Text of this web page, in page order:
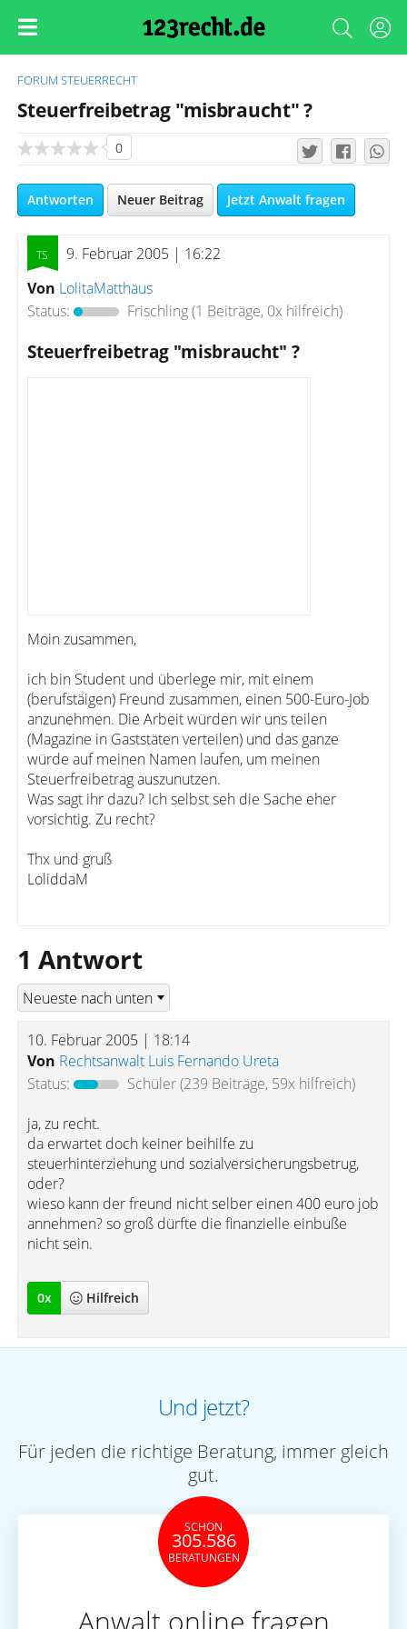
FORUM STEUERRECHT
Steuerfreibetrag "misbraucht" ?
0
Antworten Neuer Beitrag Jetzt Anwalt fragen
9. Februar 2005 | 16:22
Von LolitaMatthäus
Status:
Frischling(1 Beiträge, 0x hilfreich)
Steuerfreibetrag "misbraucht" ?
Moin zusammen,
ich bin Student und überlege mir, mit einem
(berufstäigen) Freund zusammen, einen 500-Euro-Job
anzunehmen. Die Arbeit würden wir uns teilen
(Magazine in Gaststäten verteilen) und das ganze
würde auf meinen Namen laufen, um meinen
Steuerfreibetrag auszunutzen.
Was sagt ihr dazu? Ich selbst seh die Sache eher
vorsichtig. Zu recht?
Thx und gruß
LoliddaM
1 Antwort
10. Februar 2005 | 18:14
Von Rechtsanwalt Luis Fernando Ureta
Status:
Schüler(239 Beiträge, 59x hilfreich)
ja, zu recht.
da erwartet doch keiner beihilfe zu
steuerhinterziehung und sozialversicherungsbetrug,
oder?
wieso kann der freund nicht selber einen 400 euro job
annehmen? so groß dürfte die finanzielle einbuße
nicht sein.
0x Hilfreich
Und jetzt?
Für jeden die richtige Beratung, immer gleich
gut.
SCHON
305.586
BERATUNGEN
Anwalt online fragen